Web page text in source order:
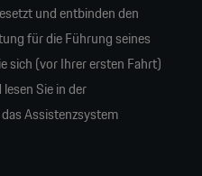
und entbinden den
für die Führung seines
sich (vor Ihrer ersten Fahrt)
Sie in der
Assistenzsystem